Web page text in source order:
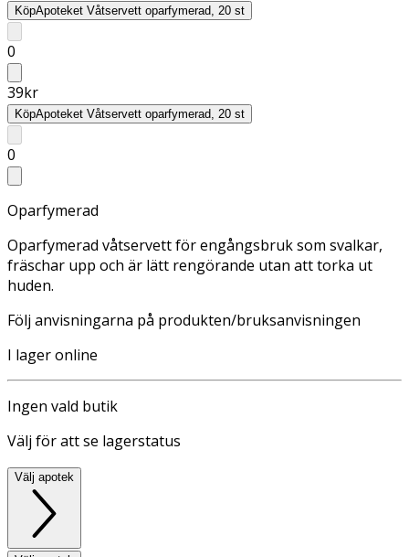
KöpApoteket Våtservett oparfymerad, 20 st
0
39kr
KöpApoteket Våtservett oparfymerad, 20 st
0
Oparfymerad
Oparfymerad våtservett för engångsbruk som svalkar,
fräschar upp och är lätt rengörande utan att torka ut
huden.
Följ anvisningarna på produkten/bruksanvisningen
I lager online
Ingen vald butik
Välj för att se lagerstatus
Välj apotek